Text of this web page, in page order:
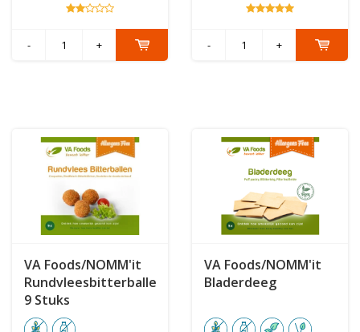
- + - +
VA Foods/NOMM'it
Rundvleesbitterballen
9 Stuks
VA Foods/NOMM'it
Bladerdeeg